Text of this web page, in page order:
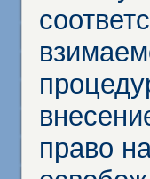
право